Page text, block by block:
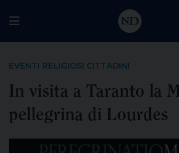
EVENTI RELIGIOSI CITTADINI
In visita a Taranto la
pellegrina di Lourdes